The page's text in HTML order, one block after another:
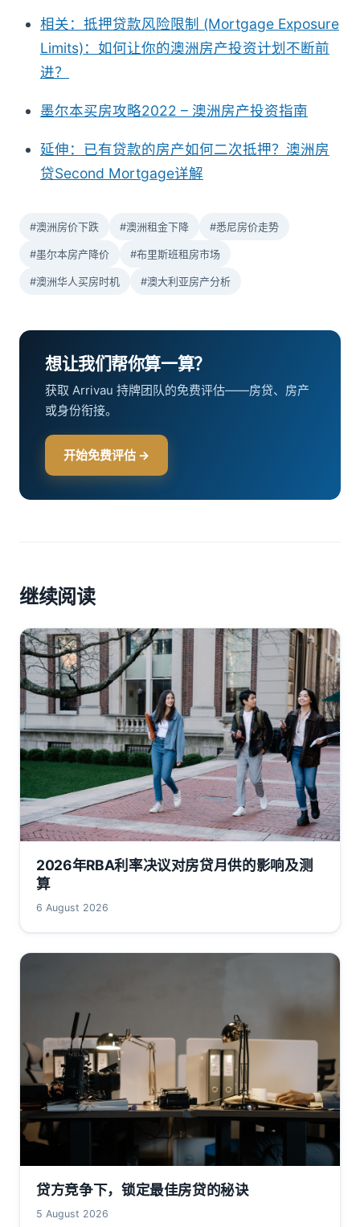
相关：抵押贷款风险限制 (Mortgage Exposure
Limits)：如何让你的澳洲房产投资计划不断前
进？
墨尔本买房攻略2022 – 澳洲房产投资指南
延伸：已有贷款的房产如何二次抵押？澳洲房
贷Second Mortgage详解
#澳洲房价下跌 #澳洲租金下降 #悉尼房价走势
#墨尔本房产降价 #布里斯班租房市场
#澳洲华人买房时机 #澳大利亚房产分析
想让我们帮你算一算？
获取 Arrivau 持牌团队的免费评估——房贷、房产
或身份衔接。
开始免费评估 →
继续阅读
2026年RBA利率决议对房贷月供的影响及测
算
6 August 2026
贷方竞争下，锁定最佳房贷的秘诀
5 August 2026